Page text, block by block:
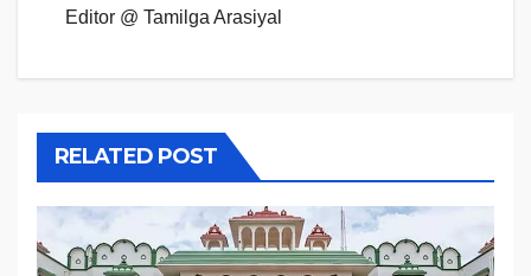
Editor @ Tamilga Arasiyal
RELATED POST